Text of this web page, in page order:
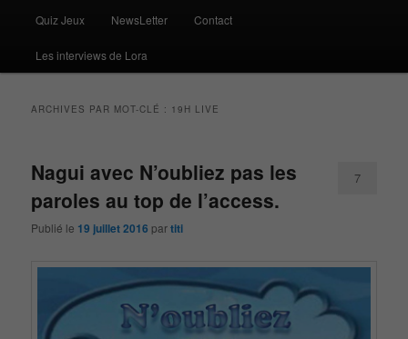
Quiz Jeux NewsLetter Contact
Les interviews de Lora
ARCHIVES PAR MOT-CLÉ : 19H LIVE
Nagui avec N’oubliez pas les
paroles au top de l’access.
Publié le 19 juillet 2016 partiti
7